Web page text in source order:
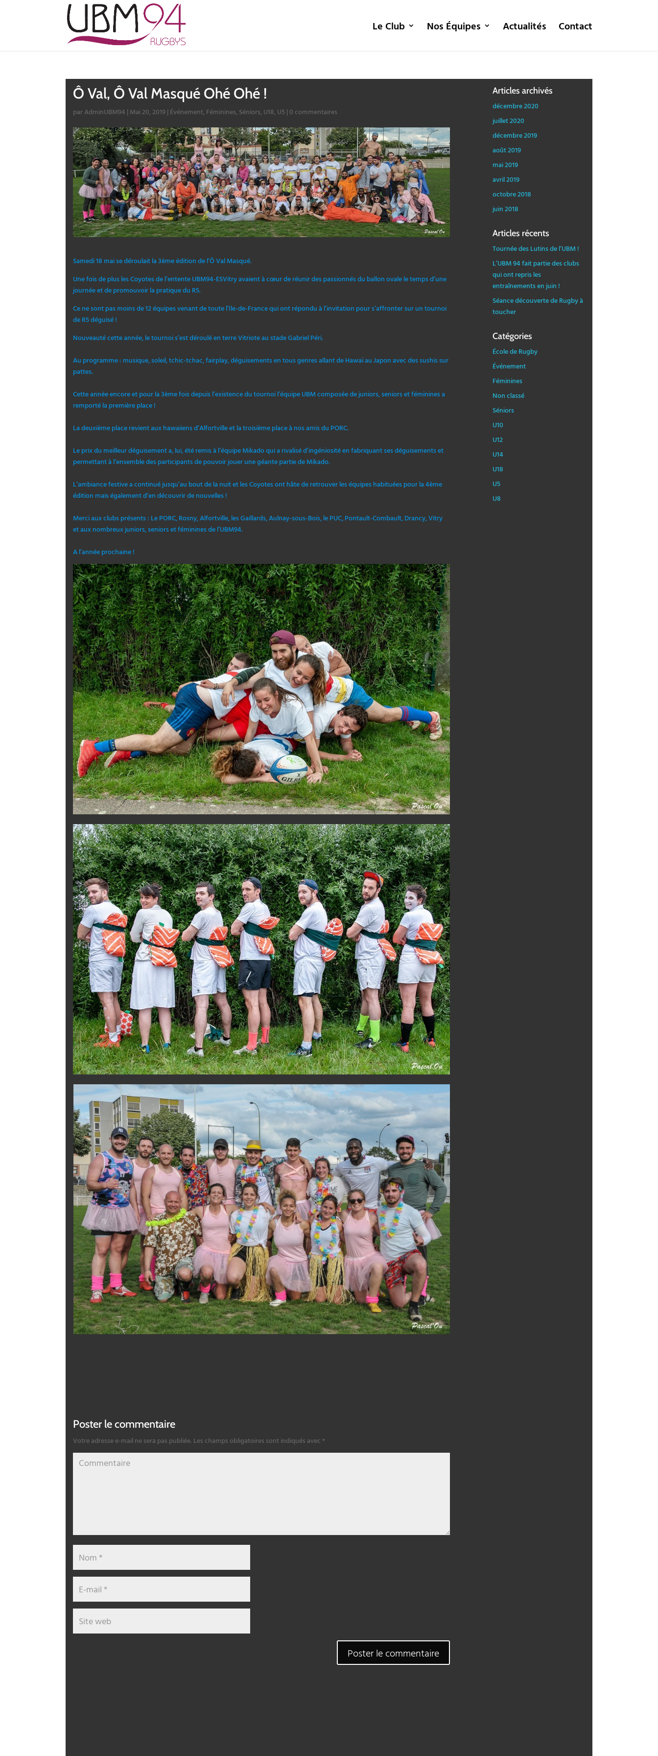
Le Club Nos Équipes Actualités Contact
Ô Val, Ô Val Masqué Ohé Ohé !
parAdminUBM94 | Mai 20, 2019| Événement,Féminines,Séniors,U18,U5 | 0 commentaires
Samedi 18 mai se déroulait la 3ème édition de l’Ô Val Masqué.
Une fois de plus les Coyotes de l’entente UBM94-ESVitry avaient à cœur de réunir des passionnés du ballon ovale le temps d’une
journée et de promouvoir la pratique du R5.
Ce ne sont pas moins de 12 équipes venant de toute l’Ile-de-France qui ont répondu à l’invitation pour s’affronter sur un tournoi
de R5 déguisé !
Nouveauté cette année, le tournoi s’est déroulé en terre Vitriote au stade Gabriel Péri.
Au programme : musique, soleil, tchic-tchac, fairplay, déguisements en tous genres allant de Hawaï au Japon avec des sushis sur
pattes.
Cette année encore et pour la 3ème fois depuis l’existence du tournoi l’équipe UBM composée de juniors, seniors et féminines a
remporté la première place !
La deuxième place revient aux hawaiiens d’Alfortville et la troisième place à nos amis du PORC.
Le prix du meilleur déguisement a, lui, été remis à l’équipe Mikado qui a rivalisé d’ingéniosité en fabriquant ses déguisements et
permettant à l’ensemble des participants de pouvoir jouer une géante partie de Mikado.
L’ambiance festive a continué jusqu’au bout de la nuit et les Coyotes ont hâte de retrouver les équipes habituées pour la 4ème
édition mais également d’en découvrir de nouvelles !
Merci aux clubs présents : Le PORC, Rosny, Alfortville, les Gaillards, Aulnay-sous-Bois, le PUC, Pontault-Combault, Drancy, Vitry
et aux nombreux juniors, seniors et féminines de l’UBM94.
A l’année prochaine !
Poster le commentaire
Votre adresse e-mail ne sera pas publiée. Les champs obligatoires sont indiqués avec *
Articles archivés
décembre 2020
juillet 2020
décembre 2019
août 2019
mai 2019
avril 2019
octobre 2018
juin 2018
Articles récents
Tournée des Lutins de l’UBM !
L’UBM 94 fait partie des clubs
qui ont repris les
entraînements en juin !
Séance découverte de Rugby à
toucher
Catégories
École de Rugby
Événement
Féminines
Non classé
Séniors
U10
U12
U14
U18
U5
U8